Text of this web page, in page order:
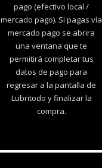
pago (efectivo local /
mercado pago). Si pagas vía
mercado pago se abrira
una ventana que te
permitirá completar tus
datos de pago para
regresar a la pantalla de
Lubritodo y finalizar la
compra.